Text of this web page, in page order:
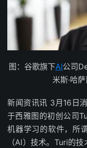
图：谷歌旗下AI公司
米斯·哈
新闻资讯讯 3月16日
于西雅图的初创公司
机器学习的软件，所
（AI）技术。Turi的